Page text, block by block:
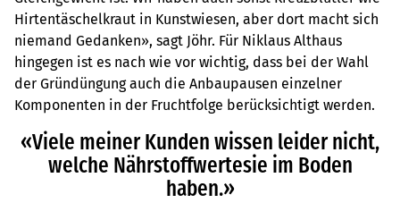
Hirtentäschelkraut in Kunstwiesen, aber dort macht sich
niemand Gedanken», sagt Jöhr. Für Niklaus Althaus
hingegen ist es nach wie vor wichtig, dass bei der Wahl
der Gründüngung auch die Anbaupausen einzelner
Komponenten in der Fruchtfolge berücksichtigt werden.
«Viele meiner Kunden wissen leider nicht,
welche Nährstoffwertesie im Boden
haben.»